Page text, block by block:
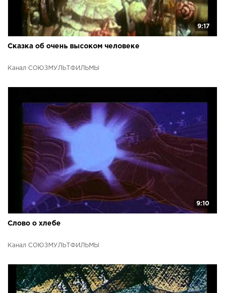
9:17
Сказка об очень высоком человеке
Канал СОЮЗМУЛЬТФИЛЬМЫ
9:10
Слово о хлебе
Канал СОЮЗМУЛЬТФИЛЬМЫ